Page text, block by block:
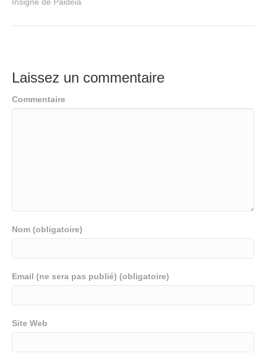
Laissez un commentaire
Commentaire
Nom (obligatoire)
Email (ne sera pas publié) (obligatoire)
Site Web